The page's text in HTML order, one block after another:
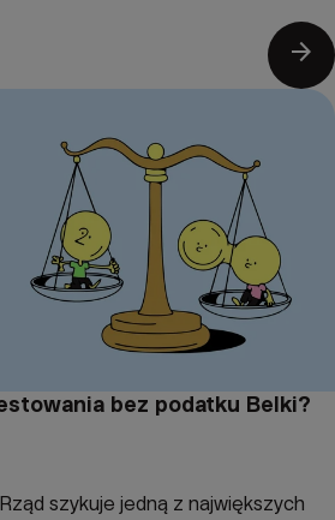
arrow_forward
bez podatku Belki?
szykuje jedną z największych